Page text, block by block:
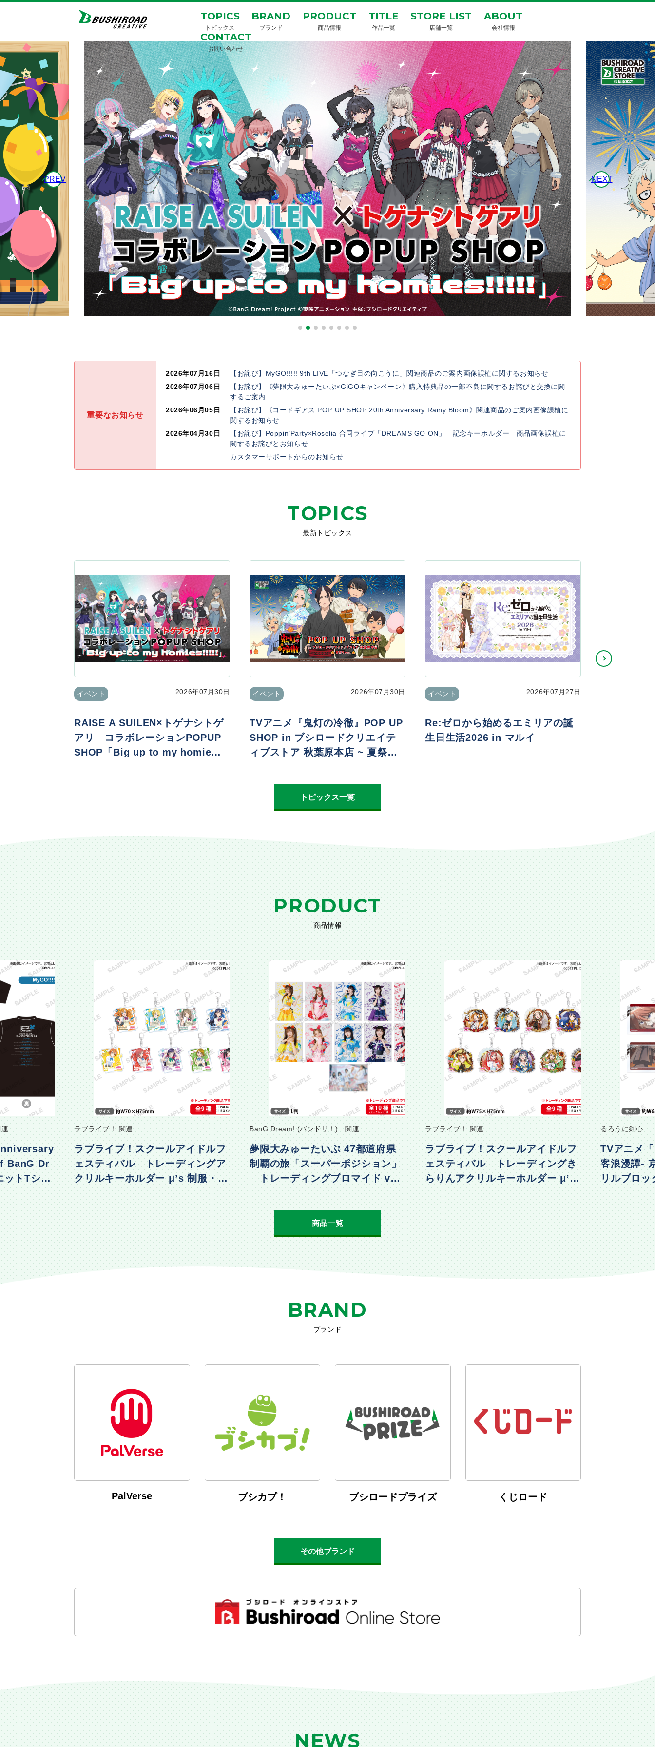
TOPICS
トピックス
BRAND
ブランド
PRODUCT
商品情報
TITLE
作品一覧
STORE LIST
店舗一覧
ABOUT
会社情報
CONTACT
お問い合わせ
PREV NEXT
重要なお知らせ
2026年07月16日
【お詫び】MyGO!!!!! 9th LIVE「つなぎ目の向こうに」関連商品のご案内画像誤植に関するお知らせ
2026年07月06日
【お詫び】《夢限大みゅーたいぷ×GiGOキャンペーン》購入特典品の一部不良に関するお詫びと交換に関
するご案内
2026年06月05日
【お詫び】《コードギアス POP UP SHOP 20th Anniversary Rainy Bloom》関連商品のご案内画像誤植に
関するお知らせ
2026年04月30日
【お詫び】Poppin’Party×Roselia 合同ライブ「DREAMS GO ON」 記念キーホルダー 商品画像誤植に
関するお詫びとお知らせ
カスタマーサポートからのお知らせ
TOPICS
最新トピックス
イベント 2026年07月30日
RAISE A SUILEN×トゲナシトゲ
アリ コラボレーションPOPUP
SHOP「Big up to my homie
イベント 2026年07月30日
TVアニメ『鬼灯の冷徹』POP UP
SHOP in ブシロードクリエイテ
ィブストア 秋葉原本店 ~ 夏祭りv
イベント 2026年07月27日
Re:ゼロから始めるエミリアの誕
生日生活2026 in マルイ
トピックス一覧
PRODUCT
商品情報
BanG Dr
トTシャ
ラブライブ！ 関連
ラブライブ！スクールアイドルフ
ェスティバル トレーディングア
クリルキーホルダー μ’s 制服・水
着ver.
BanG Dream! (バンドリ！) 関連
夢限大みゅーたいぷ 47都道府県
制覇の旅「スーパーポジション」
トレーディングブロマイド vol.
2
ラブライブ！ 関連
ラブライブ！スクールアイドルフ
ェスティバル トレーディングき
らりんアクリルキーホルダー μ’s
動物編Part2ver.
るろうに剣心
TVアニメ
客浪漫譚-
リルブロ
商品一覧
BRAND
ブランド
PalVerse ブシカプ！ ブシロードプライズ くじロード
その他ブランド
NEWS